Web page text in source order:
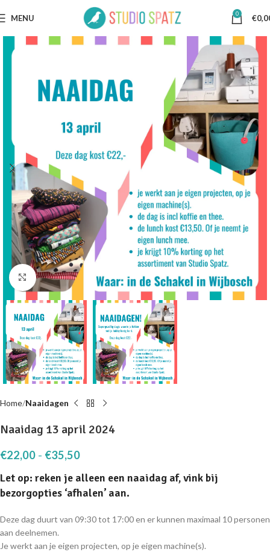
MENU 0 €
Click to enlarge
Home Naaidagen
Naaidag 13 april 2024
€22,00 - €35,50
Let op: reken je alleen een naaidag af, vink bij
bezorgopties ‘afhalen’ aan.
Deze dag duurt van 09:30 tot 17:00 en er kunnen maximaal 10 personen
aan deelnemen.
Je werkt aan je eigen projecten, op je eigen machine(s).